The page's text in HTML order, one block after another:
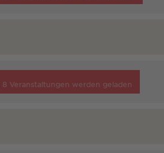
8 Veranstaltungen werden geladen